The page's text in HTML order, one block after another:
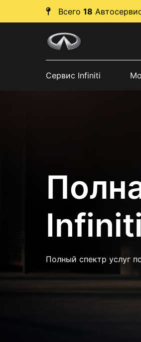
Всего 18
Сервис Infiniti
Infiniti
Полный спектр услуг